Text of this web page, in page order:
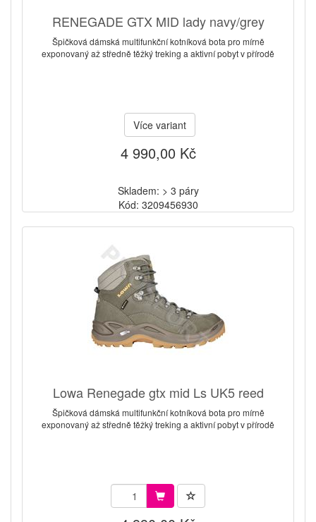
RENEGADE GTX MID lady navy/grey
Špičková dámská multifunkční kotníková bota pro mírně
exponovaný až středně těžký treking a aktivní pobyt v přírodě
Více variant
4 990,00 Kč
Skladem: > 3 páry
Kód: 3209456930
Lowa Renegade gtx mid Ls UK5 reed
Špičková dámská multifunkční kotníková bota pro mírně
exponovaný až středně těžký treking a aktivní pobyt v přírodě